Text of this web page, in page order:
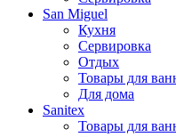
San Miguel
Кухня
Сервировка
Отдых
Товары для
Для дома
Sanitex
Товары для